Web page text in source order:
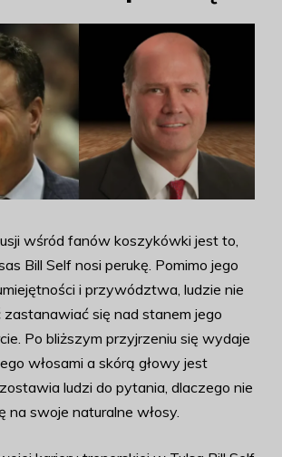
wśród fanów koszykówki jest to,
Bill Self nosi perukę. Pomimo jego
i przywództwa, ludzie nie
się nad stanem jego
Po bliższym przyjrzeniu się wydaje
włosami a skórą głowy jest
ludzi do pytania, dlaczego nie
na swoje naturalne włosy.